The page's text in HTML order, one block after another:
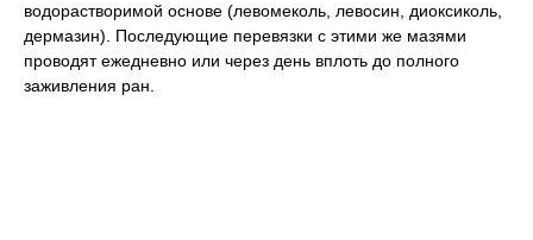
водорастворимой основе (левомеколь, левосин, диоксиколь,
дермазин). Последующие перевязки с этими же мазями
проводят ежедневно или через день вплоть до полного
заживления ран.